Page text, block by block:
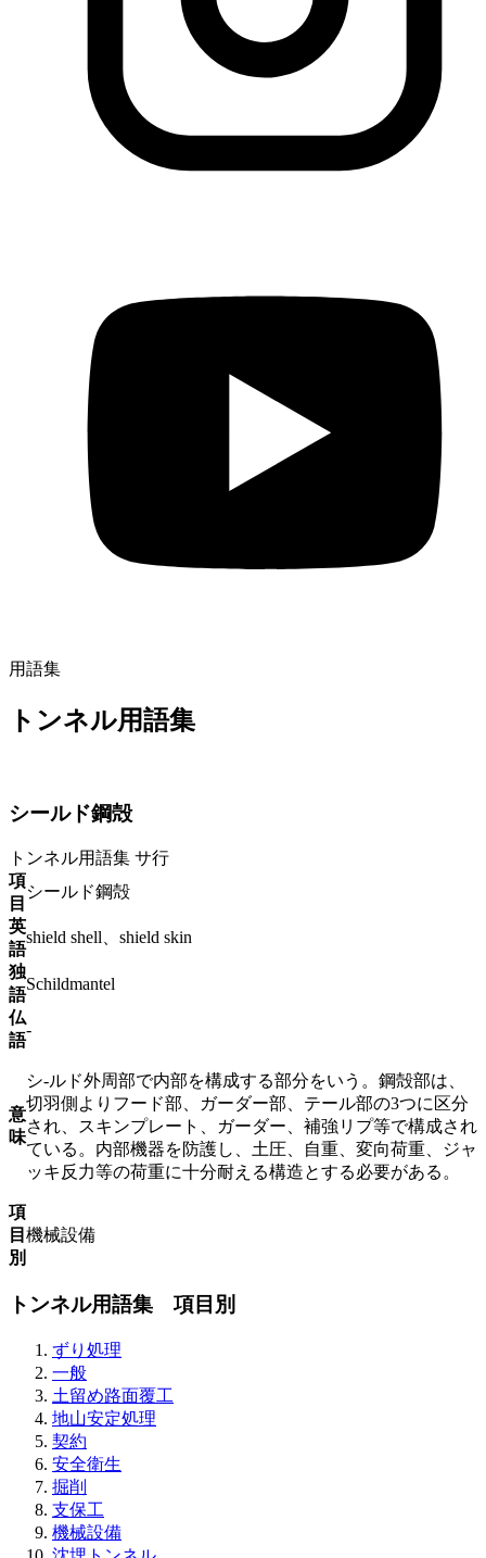
用語集
トンネル用語集
シールド鋼殻
トンネル用語集 サ行
項
目
シールド鋼殻
英
語
shield shell、shield skin
独
語
Schildmantel
仏
語
-
意
味
シ-ルド外周部で内部を構成する部分をいう。鋼殻部は、
切羽側よりフード部、ガーダー部、テール部の3つに区分
され、スキンプレート、ガーダー、補強リプ等で構成され
ている。内部機器を防護し、土圧、自重、変向荷重、ジャ
ッキ反力等の荷重に十分耐える構造とする必要がある。
項
目
別
機械設備
トンネル用語集 項目別
ずり処理
一般
土留め路面覆工
地山安定処理
契約
安全衛生
掘削
支保工
機械設備